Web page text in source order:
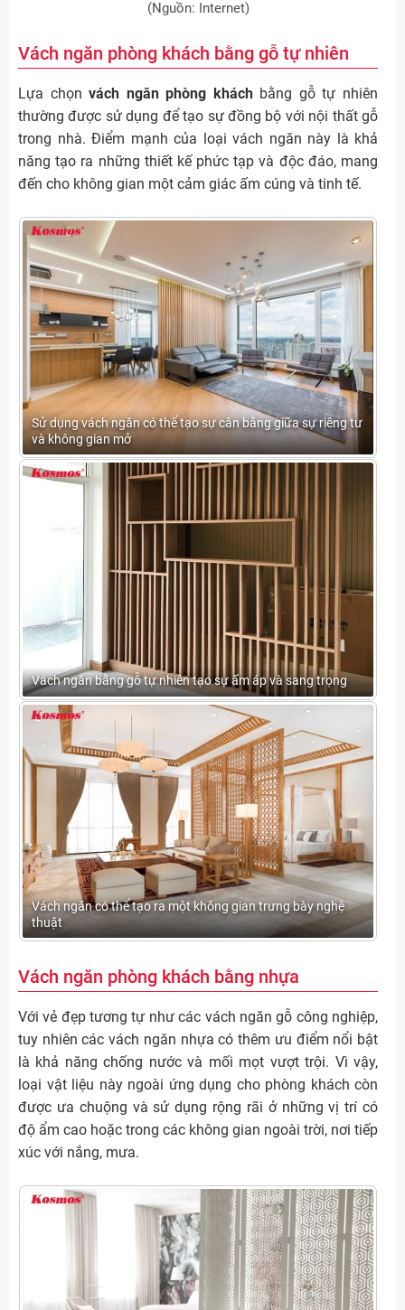
(Nguồn: Internet)
Vách ngăn phòng khách bằng gỗ tự nhiên
Lựa chọnvách ngăn phòng kháchbằng gỗ tự nhiên
thường được sử dụng để tạo sự đồng bộ với nội thất gỗ
trong nhà. Điểm mạnh của loại vách ngăn này là khả
năng tạo ra những thiết kế phức tạp và độc đáo, mang
đến cho không gian một cảm giác ấm cúng và tinh tế.
Sử dụng vách ngăn có thể tạo sự cân bằng giữa sự riêng tư
và không gian mở
Vách ngăn bằng gỗ tự nhiên tạo sự ấm áp và sang trọng
Vách ngăn có thể tạo ra một không gian trưng bày nghệ
thuật
Vách ngăn phòng khách bằng nhựa
Với vẻ đẹp tương tự như các vách ngăn gỗ công nghiệp,
tuy nhiên các vách ngăn nhựa có thêm ưu điểm nổi bật
là khả năng chống nước và mối mọt vượt trội. Vì vậy,
loại vật liệu này ngoài ứng dụng cho phòng khách còn
được ưa chuộng và sử dụng rộng rãi ở những vị trí có
độ ẩm cao hoặc trong các không gian ngoài trời, nơi tiếp
xúc với nắng, mưa.